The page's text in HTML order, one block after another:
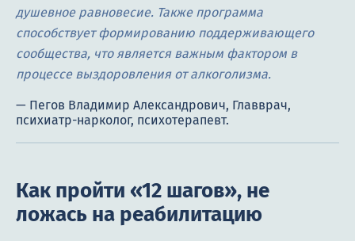
душевное равновесие. Также программа
способствует формированию поддерживающего
сообщества, что является важным фактором в
процессе выздоровления от алкоголизма.
Как пройти «12 шагов», не
ложась на реабилитацию